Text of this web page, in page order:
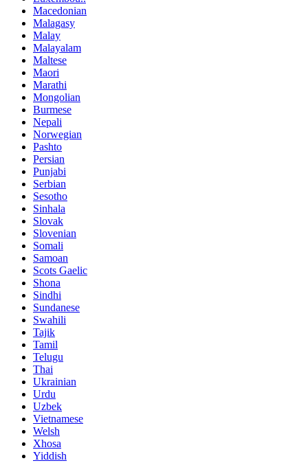
Macedonian
Malagasy
Malay
Malayalam
Maltese
Maori
Marathi
Mongolian
Burmese
Nepali
Norwegian
Pashto
Persian
Punjabi
Serbian
Sesotho
Sinhala
Slovak
Slovenian
Somali
Samoan
Scots Gaelic
Shona
Sindhi
Sundanese
Swahili
Tajik
Tamil
Telugu
Thai
Ukrainian
Urdu
Uzbek
Vietnamese
Welsh
Xhosa
Yiddish